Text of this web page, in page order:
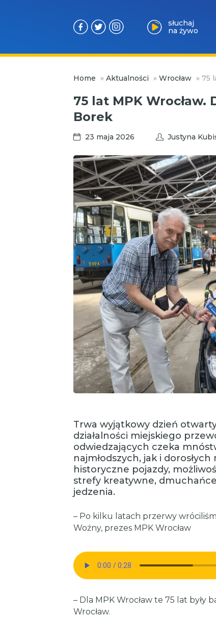
słuchaj
na żywo
Home » Aktualności » Wrocław » 75
75 lat MPK
Borek
23 maja 2026 Justyna
Trwa wyjątkowy dzień
działalności miejskiego
odwiedzających czeka
najmłodszych, jak i
historyczne pojazdy,
strefy kreatywne,
jedzenia.
– Po kilku latach przerwy
Woźny, prezes MPK Wrocław
– Dla MPK Wrocław te 75 lat były
Wrocław.